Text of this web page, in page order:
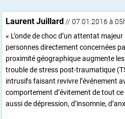
Laurent Juillard // 07.01.2016 à
« L’onde de choc d’un attentat
personnes directement concernées
proximité géographique augmente
trouble de stress post-traumatique
intrusifs faisant revivre l’événement
comportement d’évitement de tout
aussi de dépression, d’insomnie,